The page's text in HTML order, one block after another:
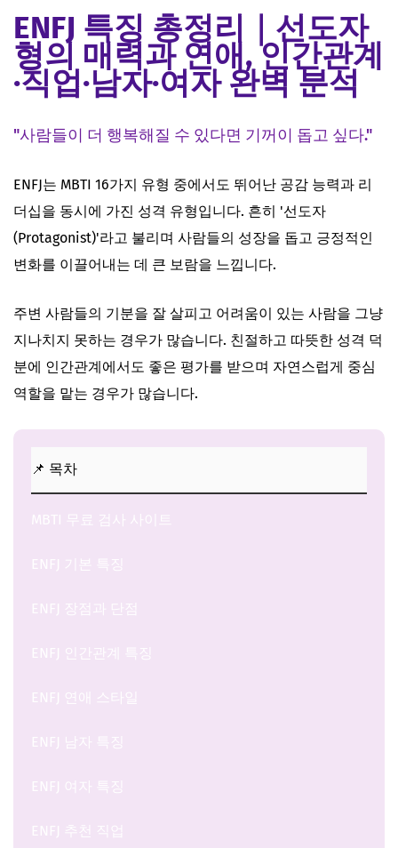
ENFJ 특징 총정리｜선도자
형의 매력과 연애, 인간관계
·직업·남자·여자 완벽 분석
"사람들이 더 행복해질 수 있다면 기꺼이 돕고 싶다."
ENFJ는 MBTI 16가지 유형 중에서도 뛰어난 공감 능력과 리
더십을 동시에 가진 성격 유형입니다. 흔히 '선도자
(Protagonist)'라고 불리며 사람들의 성장을 돕고 긍정적인
변화를 이끌어내는 데 큰 보람을 느낍니다.
주변 사람들의 기분을 잘 살피고 어려움이 있는 사람을 그냥
지나치지 못하는 경우가 많습니다. 친절하고 따뜻한 성격 덕
분에 인간관계에서도 좋은 평가를 받으며 자연스럽게 중심
역할을 맡는 경우가 많습니다.
📌 목차
MBTI 무료 검사 사이트
ENFJ 기본 특징
ENFJ 장점과 단점
ENFJ 인간관계 특징
ENFJ 연애 스타일
ENFJ 남자 특징
ENFJ 여자 특징
ENFJ 추천 직업